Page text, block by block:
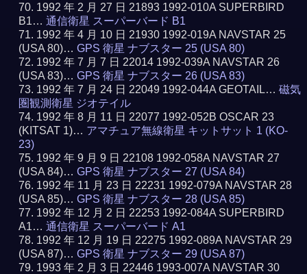
1992 年 2 月 27 日 21893 1992-010A SUPERBIRD
B1…通信衛星 スーパーバード B1
1992 年 4 月 10 日 21930 1992-019A NAVSTAR 25
(USA 80)…GPS 衛星 ナブスター 25 (USA 80)
1992 年 7 月 7 日 22014 1992-039A NAVSTAR 26
(USA 83)…GPS 衛星 ナブスター 26 (USA 83)
1992 年 7 月 24 日 22049 1992-044A GEOTAIL…磁気
圏観測衛星 ジオテイル
1992 年 8 月 11 日 22077 1992-052B OSCAR 23
(KITSAT 1)… アマチュア無線衛星 キットサット 1 (KO-
23)
1992 年 9 月 9 日 22108 1992-058A NAVSTAR 27
(USA 84)…GPS 衛星 ナブスター 27 (USA 84)
1992 年 11 月 23 日 22231 1992-079A NAVSTAR 28
(USA 85)…GPS 衛星 ナブスター 28 (USA 85)
1992 年 12 月 2 日 22253 1992-084A SUPERBIRD
A1…通信衛星 スーパーバード A1
1992 年 12 月 19 日 22275 1992-089A NAVSTAR 29
(USA 87)…GPS 衛星 ナブスター 29 (USA 87)
1993 年 2 月 3 日 22446 1993-007A NAVSTAR 30